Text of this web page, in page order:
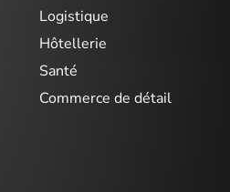
Logistique
Hôtellerie
Santé
Commerce de détail